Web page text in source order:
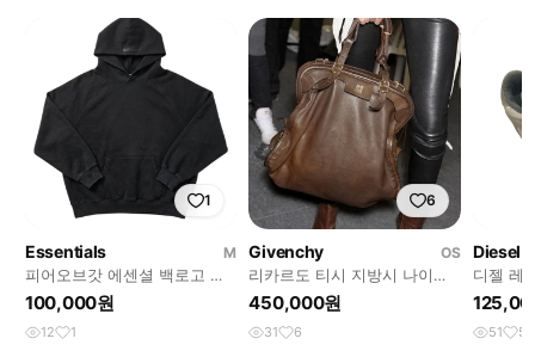
1
Essentials
M
피어오브갓 에센셜 백로고 후
드티
100,000원
12 1
6
Givenchy
OS
리카르도 티시 지방시 나이팅
게일
450,000원
31 6
Diesel
디젤 레
51 5